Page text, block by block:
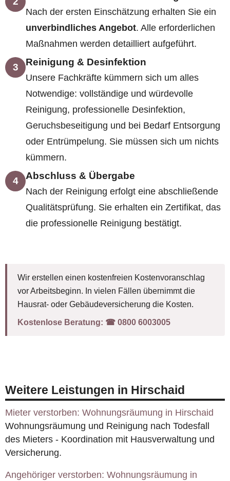
Nach der ersten Einschätzung erhalten Sie ein
unverbindliches Angebot. Alle erforderlichen
Maßnahmen werden detailliert aufgeführt.
3 Reinigung & Desinfektion
Unsere Fachkräfte kümmern sich um alles
Notwendige: vollständige und würdevolle
Reinigung, professionelle Desinfektion,
Geruchsbeseitigung und bei Bedarf Entsorgung
oder Entrümpelung. Sie müssen sich um nichts
kümmern.
4 Abschluss & Übergabe
Nach der Reinigung erfolgt eine abschließende
Qualitätsprüfung. Sie erhalten ein Zertifikat, das
die professionelle Reinigung bestätigt.
Wir erstellen einen kostenfreien Kostenvoranschlag
vor Arbeitsbeginn. In vielen Fällen übernimmt die
Hausrat- oder Gebäudeversicherung die Kosten.
Kostenlose Beratung: ☎︎ 0800 6003005
Weitere Leistungen in Hirschaid
Mieter verstorben: Wohnungsräumung in Hirschaid
Wohnungsräumung und Reinigung nach Todesfall
des Mieters - Koordination mit Hausverwaltung und
Versicherung.
Angehöriger verstorben: Wohnungsräumung in